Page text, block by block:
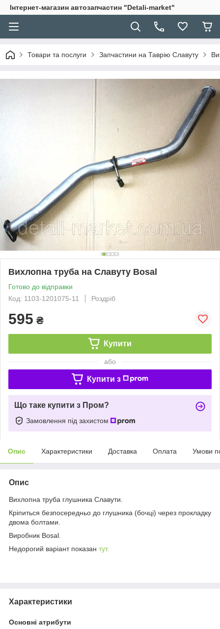
Інтернет-магазин автозапчастин "Detali-market"
Товари та послуги Запчастини на Таврію Славуту
Вихлопна труба на Славуту Bosal
Готово до відправки
Код: 1103-1201075-11
Роздріб
595 ₴
Купити
або
Купити з
Що таке купити з Пром?
Замовлення під захистом
Опис Характеристики Доставка Оплата Умови
Опис
Вихлопна труба глушника Славути.
Кріпиться безпосередньо до глушника (бочці) через прокладку
двома болтами.
Виробник Bosal.
Недорогий варіант показан тут.
Характеристики
Основні атрибути